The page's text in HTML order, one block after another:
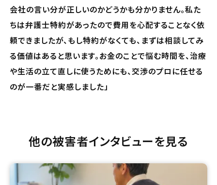
会社の言い分が正しいのかどうかも分かりません。私た
ちは弁護士特約があったので費用を心配することなく依
頼できましたが、もし特約がなくても、まずは相談してみ
る価値はあると思います。お金のことで悩む時間を、治療
や生活の立て直しに使うためにも、交渉のプロに任せる
のが一番だと実感しました」
他の被害者インタビューを見る